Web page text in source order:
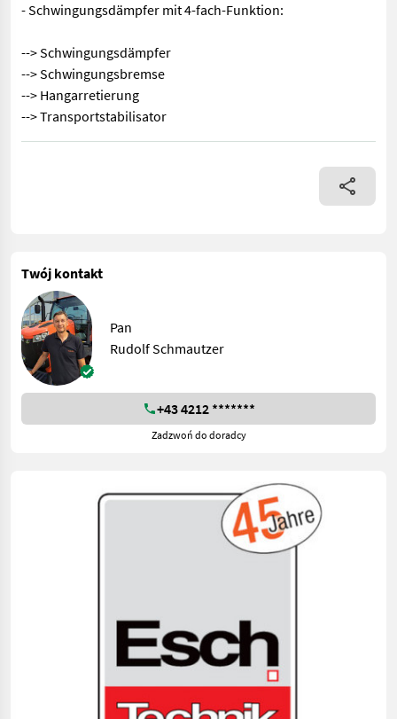
- Schwingungsdämpfer mit 4-fach-Funktion:
--> Schwingungsdämpfer
--> Schwingungsbremse
--> Hangarretierung
--> Transportstabilisator
Spezifikation: - Gelenkwelle mit Rutschkupplung - neues
Twój kontakt
Pan
Rudolf Schmautzer
+43 4212 *******
Zadzwoń do doradcy